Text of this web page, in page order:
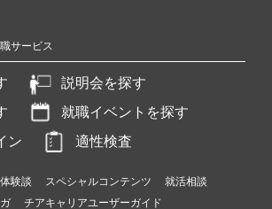
サービス
説明会を探す
就職イベントを探す
ン
適性検査
験談 スペシャルコンテンツ
就活相談
チアキャリアユーザーガイド